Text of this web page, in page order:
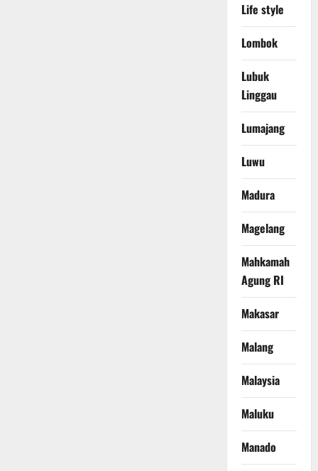
Life style
Lombok
Lubuk
Linggau
Lumajang
Luwu
Madura
Magelang
Mahkamah
Agung RI
Makasar
Malang
Malaysia
Maluku
Manado